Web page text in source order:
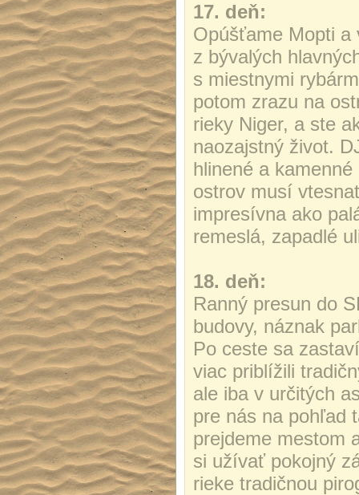
17. deň:
Opúšťame Mopti a
z bývalých
s miestnymi
potom zrazu na
rieky Niger, a ste
naozajstný život.
hlinené a
ostrov musí
impresívna ako
remeslá, zapadlé
18. deň:
Ranný presun do
budovy, náznak
Po ceste sa
viac priblížili
ale iba v určitých
pre nás na pohľad
prejdeme mestom
si užívať pokojný
rieke tradičnou